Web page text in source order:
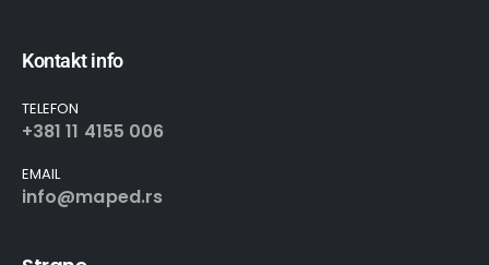
Kontakt info
TELEFON
+381 11 4155 006
EMAIL
info@maped.rs